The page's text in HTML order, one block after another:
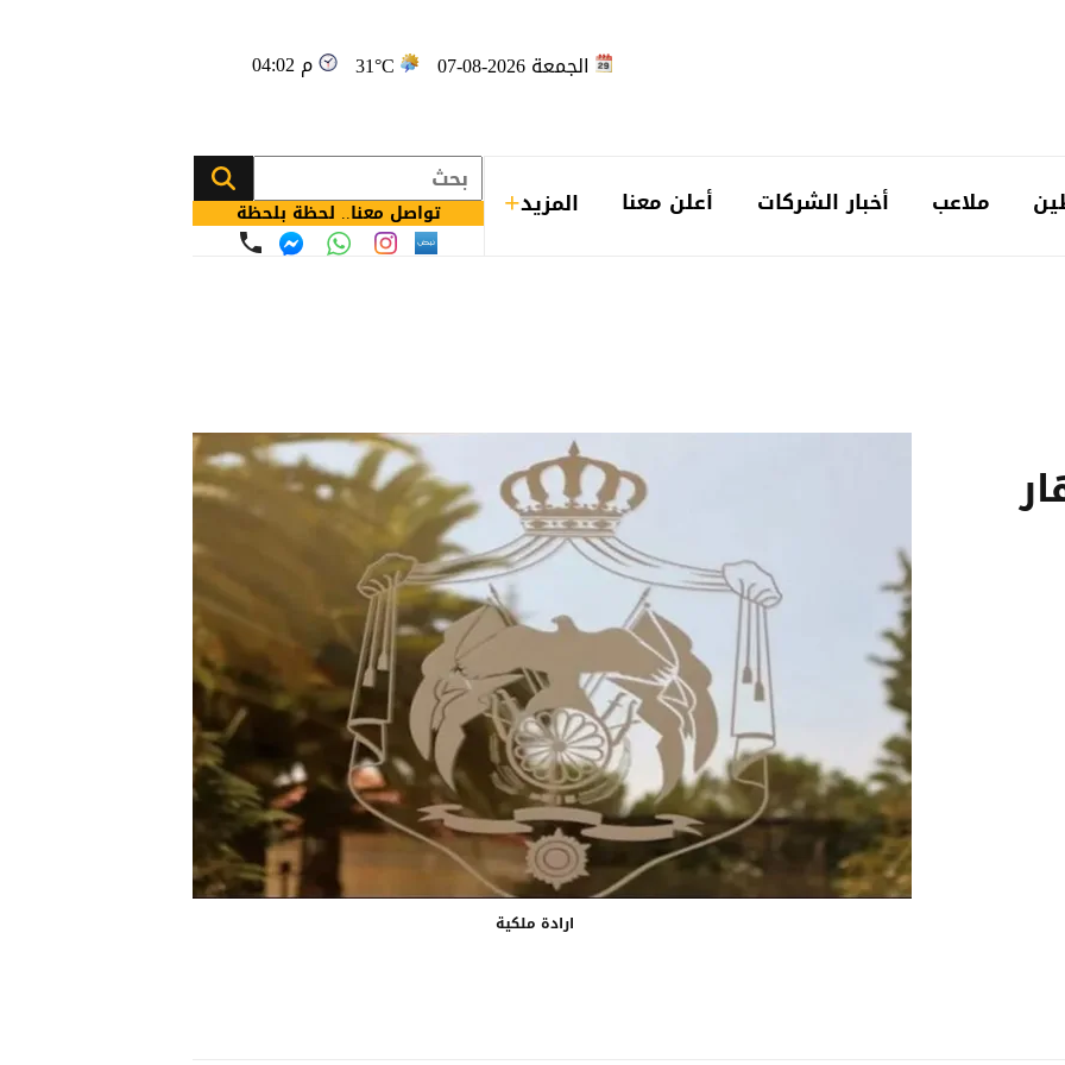
الجمعة 2026-08-07 31°C 04:02 م
ملاعب أخبار الشركات أعلن معنا المزيد تواصل معنا.. لحظة بلحظة
ارادة ملكية